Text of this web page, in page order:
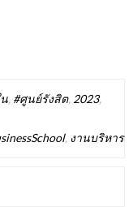
, #ศูนย์รังสิต, 2023,
, งานบริหาร